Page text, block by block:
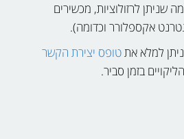
לרזולוציות, מכשירים
אקספלורר וכדומה).
למלא אתטופס יצירת הקשר
בזמן סביר.